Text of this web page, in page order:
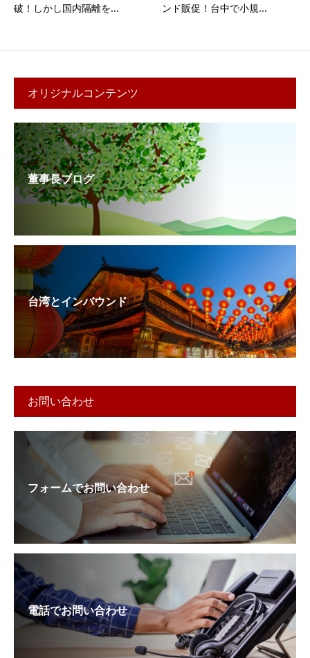
破！しかし国内隔離を...
ンド販促！台中で小規...
オリジナルコンテンツ
董事長ブログ
台湾とインバウンド
お問い合わせ
フォームでお問い合わせ
電話でお問い合わせ